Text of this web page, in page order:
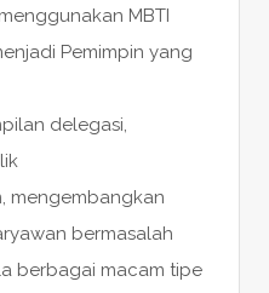
MBTI
Pemimpin yang
delegasi,
mengembangkan
bermasalah
berbagai macam tipe